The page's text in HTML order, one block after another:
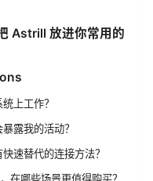
Astrill 放进你常用的
上工作？
露我的活动？
速替代的连接方法？
在哪些场景更值得购买？